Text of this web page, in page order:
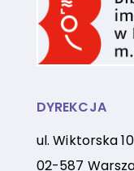
DYREKCJA
ul. Wiktorska 10
02-587